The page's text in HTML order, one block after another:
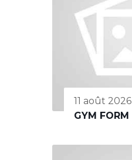
11 août 2026
GYM FORM